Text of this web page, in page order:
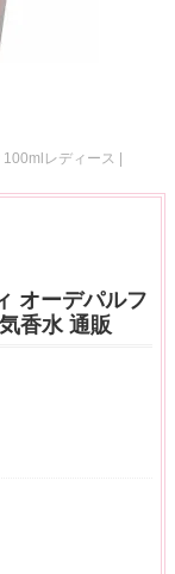
レディース |
オーデパルフ
香水 通販